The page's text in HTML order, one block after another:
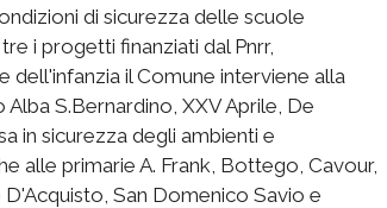
di sicurezza delle scuole
i progetti finanziati dal Pnrr,
il Comune interviene alla
S.Bernardino, XXV Aprile, De
in sicurezza degli ambienti e
alle primarie A. Frank, Bottego, Cavour,
D'Acquisto, San Domenico Savio e